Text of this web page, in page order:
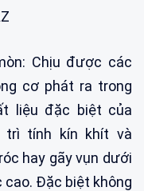
Chịu được các
cơ phát ra trong
liệu đặc biệt của
trì tính kín khít và
hay gãy vụn dưới
Đặc biệt không